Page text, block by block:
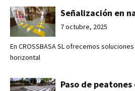
Señalización en
7 octubre, 2025
En CROSSBASA SL ofrecemos
horizontal
Paso de